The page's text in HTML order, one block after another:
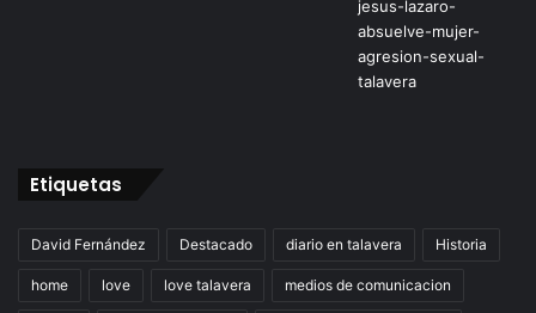
Etiquetas
David Fernández Destacado diario en talavera Historia
home love love talavera medios de comunicacion